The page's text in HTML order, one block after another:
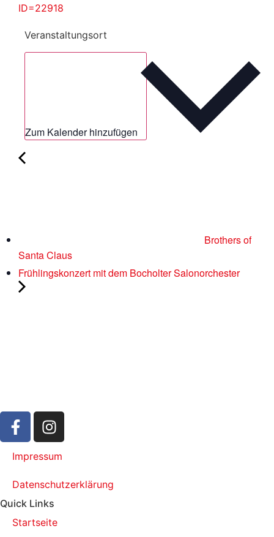
ID=22918
Veranstaltungsort
Zum Kalender hinzufügen
Brothers of
Santa Claus
Frühlingskonzert mit dem Bocholter Salonorchester
Impressum
Datenschutzerklärung
Quick Links
Startseite